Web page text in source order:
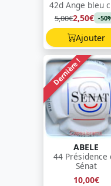
42d Ange bleu
5,00€2,50€ -
Ajouter
Dernière !
ABELE
44 Présidence
Sénat
10,00€